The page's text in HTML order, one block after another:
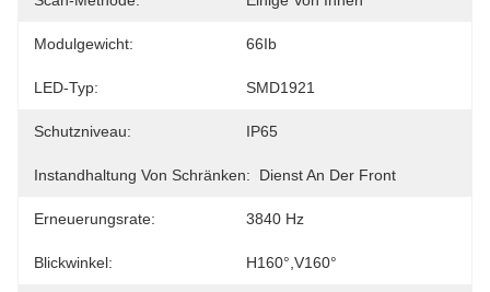
Modulgewicht: 66Ib
LED-Typ: SMD1921
Schutzniveau: IP65
Instandhaltung Von Schränken: Dienst An Der Front
Erneuerungsrate: 3840 Hz
Blickwinkel: H160°,V160°